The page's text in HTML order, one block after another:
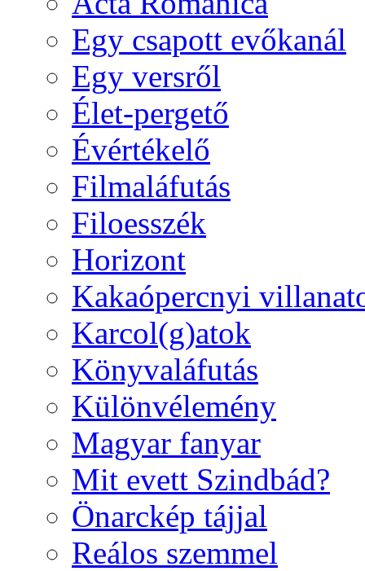
Egy csapott evőkanál
Egy versről
Élet-pergető
Évértékelő
Filmaláfutás
Filoesszék
Horizont
Kakaópercnyi
Karcol(g)atok
Könyvaláfutás
Különvélemény
Magyar fanyar
Mit evett Szindbád?
Önarckép tájjal
Reálos szemmel